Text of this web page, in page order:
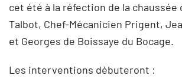
cet été à la réfection de la chaussée
Talbot, Chef-Mécanicien Prigent,
et Georges de Boissaye du Bocage.
Les interventions débuteront :